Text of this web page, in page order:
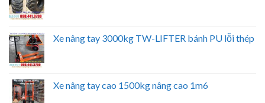
Xe nâng tay 3000kg TW-LIFTER bánh PU lỗi thép
Xe nâng tay cao 1500kg nâng cao 1m6